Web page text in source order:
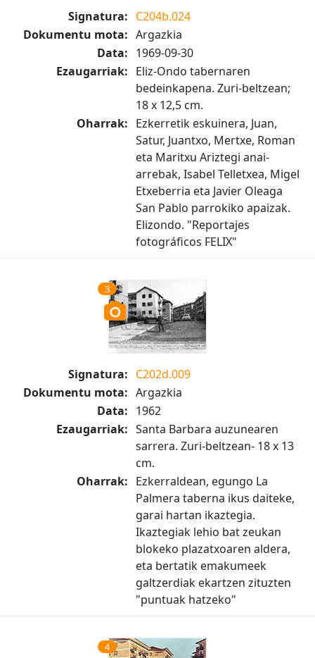
Signatura: C204b.024
Dokumentu mota: Argazkia
Data: 1969-09-30
Ezaugarriak: Eliz-Ondo tabernaren
bedeinkapena. Zuri-beltzean;
18 x 12,5 cm.
Oharrak: Ezkerretik eskuinera, Juan,
Satur, Juantxo, Mertxe, Roman
eta Maritxu Ariztegi anai-
arrebak, Isabel Telletxea, Migel
Etxeberria eta Javier Oleaga
San Pablo parrokiko apaizak.
Elizondo. "Reportajes
fotográficos FELIX"
3
Signatura: C202d.009
Dokumentu mota: Argazkia
Data: 1962
Ezaugarriak: Santa Barbara auzunearen
sarrera. Zuri-beltzean- 18 x 13
cm.
Oharrak: Ezkerraldean, egungo La
Palmera taberna ikus daiteke,
garai hartan ikaztegia.
Ikaztegiak lehio bat zeukan
blokeko plazatxoaren aldera,
eta bertatik emakumeek
galtzerdiak ekartzen zituzten
"puntuak hatzeko"
4